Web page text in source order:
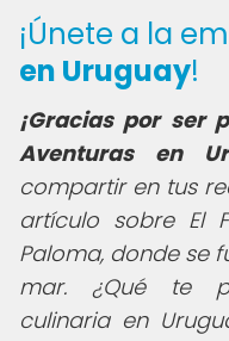
¡Únete a la
en Uruguay!
¡Gracias por ser
Aventuras en
compartir en tus
artículo sobre El
Paloma, donde se
mar. ¿Qué te
culinaria en